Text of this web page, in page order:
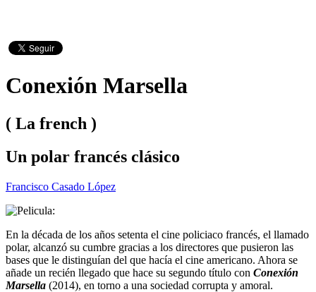
Conexión Marsella
( La french )
Un polar francés clásico
Francisco Casado López
En la década de los años setenta el cine policiaco francés, el llamado
polar, alcanzó su cumbre gracias a los directores que pusieron las
bases que le distinguían del que hacía el cine americano. Ahora se
añade un recién llegado que hace su segundo título con Conexión
Marsella (2014), en torno a una sociedad corrupta y amoral.